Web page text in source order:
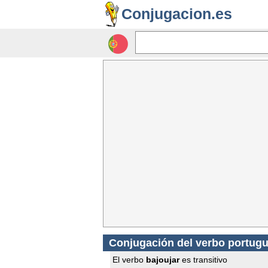
Conjugacion.es
Conjugación del verbo
El verbo bajoujares transitivo